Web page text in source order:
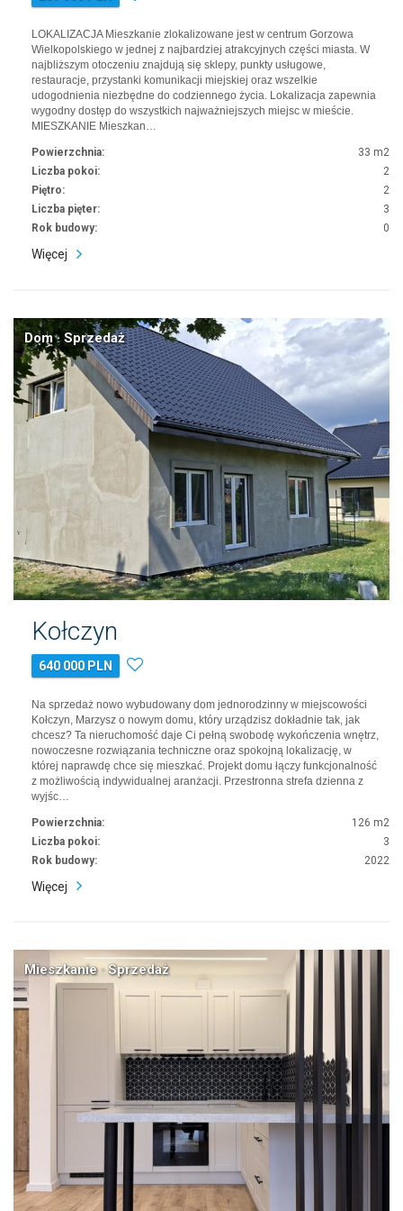
LOKALIZACJA Mieszkanie zlokalizowane jest w centrum Gorzowa
Wielkopolskiego w jednej z najbardziej atrakcyjnych części miasta. W
najbliższym otoczeniu znajdują się sklepy, punkty usługowe,
restauracje, przystanki komunikacji miejskiej oraz wszelkie
udogodnienia niezbędne do codziennego życia. Lokalizacja zapewnia
wygodny dostęp do wszystkich najważniejszych miejsc w mieście.
MIESZKANIE Mieszkan…
Powierzchnia:
33 m2
Liczba pokoi:
2
Piętro:
2
Liczba pięter:
3
Rok budowy:
0
Więcej
Dom · Sprzedaż
Kołczyn
640 000 PLN
Na sprzedaż nowo wybudowany dom jednorodzinny w miejscowości
Kołczyn, Marzysz o nowym domu, który urządzisz dokładnie tak, jak
chcesz? Ta nieruchomość daje Ci pełną swobodę wykończenia wnętrz,
nowoczesne rozwiązania techniczne oraz spokojną lokalizację, w
której naprawdę chce się mieszkać. Projekt domu łączy funkcjonalność
z możliwością indywidualnej aranżacji. Przestronna strefa dzienna z
wyjśc…
Powierzchnia:
126 m2
Liczba pokoi:
3
Rok budowy:
2022
Więcej
Mieszkanie · Sprzedaż